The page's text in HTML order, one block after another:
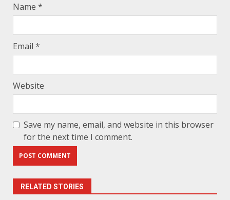
Name *
Email *
Website
Save my name, email, and website in this browser
for the next time I comment.
RELATED STORIES